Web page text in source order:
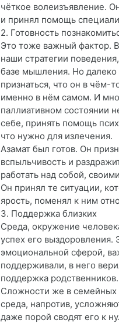
чёткое волеизъявление.
и принял помощь
2. Готовность
Это тоже важный фактор.
наши стратегии
базе мышления. Но
признаться, что он в чём-
именно в нём самом. И
паллиативном состоянии
себе, принять помощь
что нужно для излечения.
Азамат был готов. Он
вспыльчивость и
работать над собой,
Он принял те ситуации,
ярость, поменял к ним
3. Поддержка близких
Среда, окружение
успех его выздоровления.
эмоциональной сферой,
поддерживали, в него
поддержка родственников.
Сложности же в семейных
среда, напротив,
даже порой сводят его к